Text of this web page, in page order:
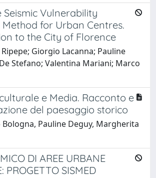
Seismic Vulnerability
Method for Urban Centres.
to the City of Florence
Giorgio Lacanna; Pauline
Stefano; Valentina Mariani; Marco
e Media. Racconto e
del paesaggio storico
Bologna, Pauline Deguy, Margherita
DI AREE URBANE
PROGETTO SISMED